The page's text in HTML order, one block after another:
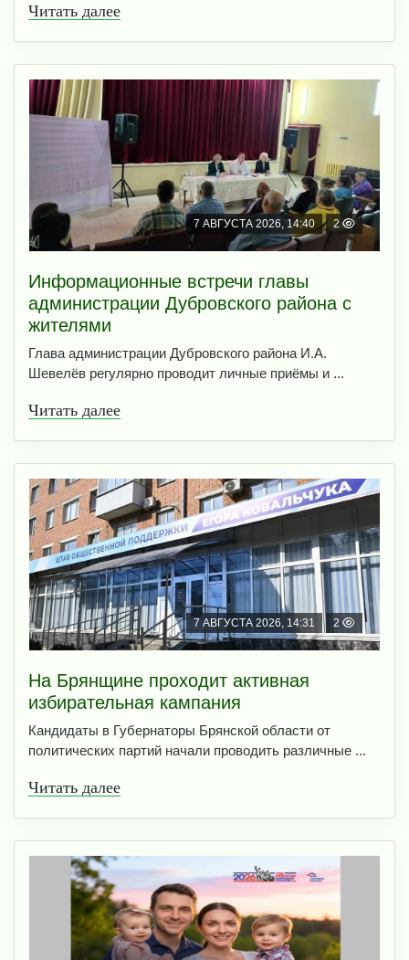
Читать далее
7 АВГУСТА 2026, 14:40 2
Информационные встречи главы
администрации Дубровского района с
жителями
Глава администрации Дубровского района И.А.
Шевелёв регулярно проводит личные приёмы и ...
Читать далее
7 АВГУСТА 2026, 14:31 2
На Брянщине проходит активная
избирательная кампания
Кандидаты в Губернаторы Брянской области от
политических партий начали проводить различные ...
Читать далее